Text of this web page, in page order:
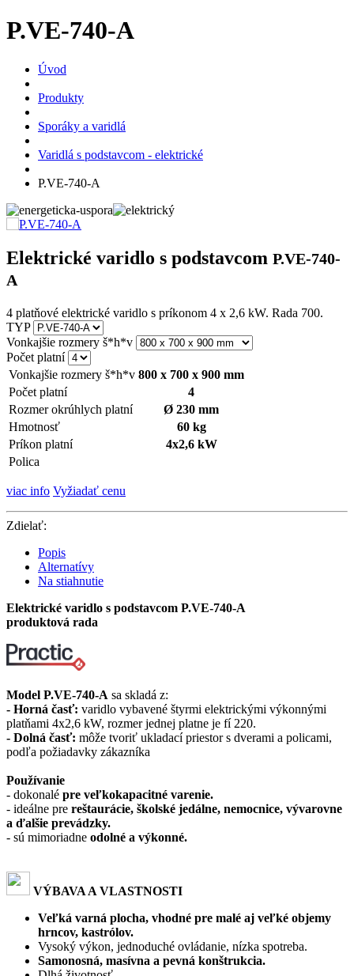
P.VE-740-A
Úvod
Produkty
Sporáky a varidlá
Varidlá s podstavcom - elektrické
P.VE-740-A
Elektrické varidlo s podstavcom P.VE-740-
A
4 platňové elektrické varidlo s príkonom 4 x 2,6 kW. Rada 700.
TYP
Vonkajšie rozmery š*h*v
Počet platní
Vonkajšie rozmery š*h*v 800 x 700 x 900 mm
Počet platní
4
Rozmer okrúhlych platní
Ø 230 mm
Hmotnosť
60 kg
Príkon platní
4x2,6 kW
Polica
viac info Vyžiadať cenu
Zdielať:
Popis
Alternatívy
Na stiahnutie
Elektrické varidlo s podstavcom P.VE-740-A
produktová rada
Model P.VE-740-A sa skladá z:
- Horná časť: varidlo vybavené štyrmi elektrickými výkonnými
platňami 4x2,6 kW, rozmer jednej platne je fí 220.
- Dolná časť: môže tvoriť ukladací priestor s dverami a policami,
podľa požiadavky zákazníka
Používanie
- dokonalé pre veľkokapacitné varenie.
- ideálne pre reštaurácie, školské jedálne, nemocnice, vývarovne
a ďalšie prevádzky.
- sú mimoriadne odolné a výkonné.
VÝBAVA A VLASTNOSTI
Veľká varná plocha, vhodné pre malé aj veľké objemy
hrncov, kastrólov.
Vysoký výkon, jednoduché ovládanie, nízka spotreba.
Samonosná, masívna a pevná konštrukcia.